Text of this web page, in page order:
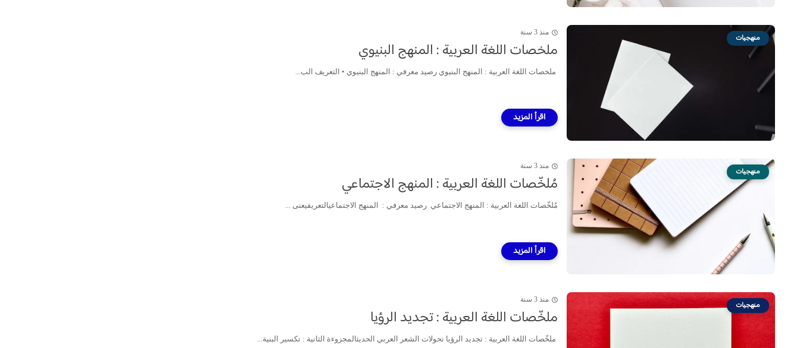
منهجيات منذ 3 سنة
ملخصات اللغة العربية : المنهج البنيوي
ملخصات اللغة العربية : المنهج البنيوي رصيد معرفي : المنهج البنيوي • التعريف الب...
منهجيات منذ 3 سنة
مُلخّصات اللغة العربية : المنهج الاجتماعي
مُلخّصات اللغة العربية : المنهج الاجتماعي رصيد معرفي : المنهج الاجتماعيالتعريفيعنى ...
منهجيات منذ 3 سنة
ملخّصات اللغة العربية : تجديد الرؤيا
ملخّصات اللغة العربية : تجديد الرؤيا تحولات الشعر العربي الحديثالمجزوءة الثانية : تكسير البنية...